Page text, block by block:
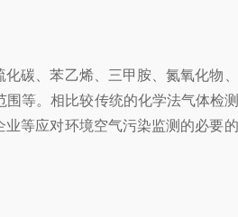
碳、苯乙烯、三甲胺、氮氧化物
等。相比较传统的化学法气体检
等应对环境空气污染监测的必要